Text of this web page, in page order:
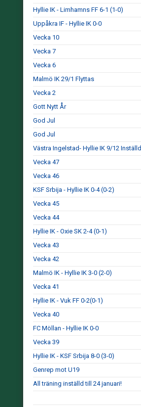
Hyllie IK - Limhamns FF 6-1 (1-0)
Uppåkra IF - Hyllie IK 0-0
Vecka 10
Vecka 7
Vecka 6
Malmö IK 29/1 Flyttas
Vecka 2
Gott Nytt År
God Jul
God Jul
Västra Ingelstad- Hyllie IK 9/12 Inställd
Vecka 47
Vecka 46
KSF Srbija - Hyllie IK 0-4 (0-2)
Vecka 45
Vecka 44
Hyllie IK - Oxie SK 2-4 (0-1)
Vecka 43
Vecka 42
Malmö IK - Hyllie IK 3-0 (2-0)
Vecka 41
Hyllie IK - Vuk FF 0-2(0-1)
Vecka 40
FC Möllan - Hyllie IK 0-0
Vecka 39
Hyllie IK - KSF Srbija 8-0 (3-0)
Genrep mot U19
All träning inställd till 24 januari!